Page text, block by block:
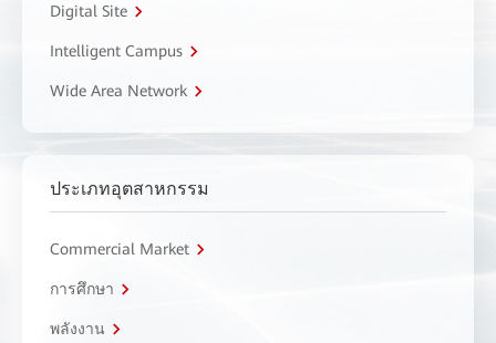
Digital Site
Intelligent Campus
Wide Area Network
ประเภทอุตสาหกรรม
Commercial Market
การศึกษา
พลังงาน